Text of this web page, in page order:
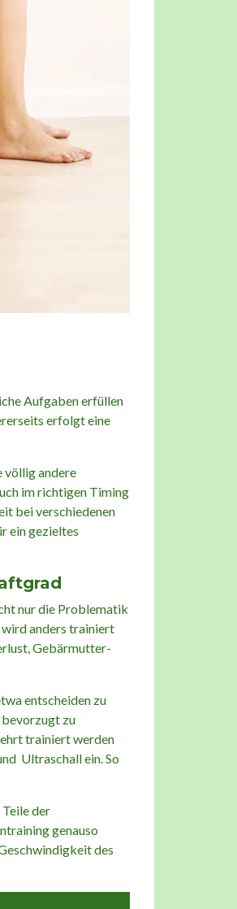
Aufgaben erfüllen
erfolgt eine
völlig andere
im richtigen Timing
bei verschiedenen
ein gezieltes
nur die Problematik
anders trainiert
Gebärmutter-
entscheiden zu
bevorzugt zu
trainiert werden
Ultraschall ein. So
der
genauso
des